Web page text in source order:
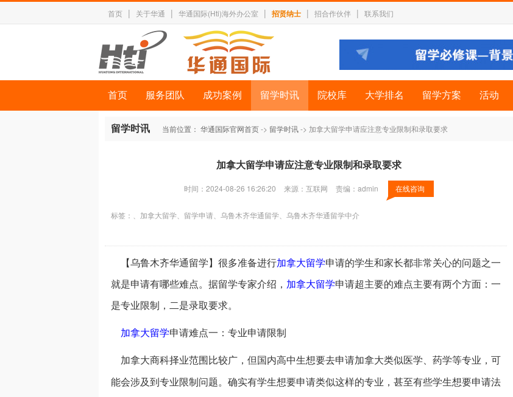
首页 | 关于华通 | 华通国际(Hti)海外办公室 | 招贤纳士 | 招合作伙伴 | 联系我们
首页 服务团队 成功案例 留学时讯 院校库 大学排名 留学方案 活动
留学时讯 当前位置： 华通国际官网首页-> 留学时讯-> 加拿大留学申请应注意专业限制和录取要求
加拿大留学申请应注意专业限制和录取要求
时间：2024-08-26 16:26:20 来源：互联网 责编：admin 在线咨询
标签： 、加拿大留学、留学申请、乌鲁木齐华通留学、乌鲁木齐华通留学中介
【乌鲁木齐华通留学】很多准备进行加拿大留学申请的学生和家长都非常关心的问题之一
就是申请有哪些难点。据留学专家介绍， 加拿大留学申请超主要的难点主要有两个方面：一
是专业限制，二是录取要求。
加拿大留学申请难点一：专业申请限制
加拿大商科择业范围比较广，但国内高中生想要去申请加拿大类似医学、药学等专业，可
能会涉及到专业限制问题。确实有学生想要申请类似这样的专业，甚至有些学生想要申请法